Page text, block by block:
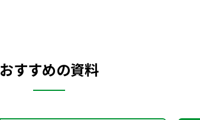
おすすめの資料